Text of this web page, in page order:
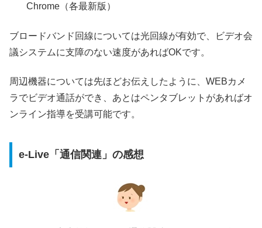
Chrome（各最新版）
ブロードバンド回線については光回線が有効で、ビデオ会
議システムに支障のない速度があればOKです。
周辺機器については先ほどお伝えしたように、WEBカメ
ラでビデオ通話ができ、あとはペンタブレットがあればオ
ンライン指導を受講可能です。
e-Live「通信関連」の感想